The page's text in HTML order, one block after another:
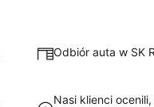
Odbiór auta w SK
Nasi klienci